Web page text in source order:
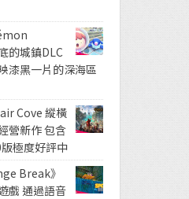
的城鎮DLC
漆黑一片的深海區
Cove 縱橫
營新作 包含
極度好評中
Break》
戲 通過語音